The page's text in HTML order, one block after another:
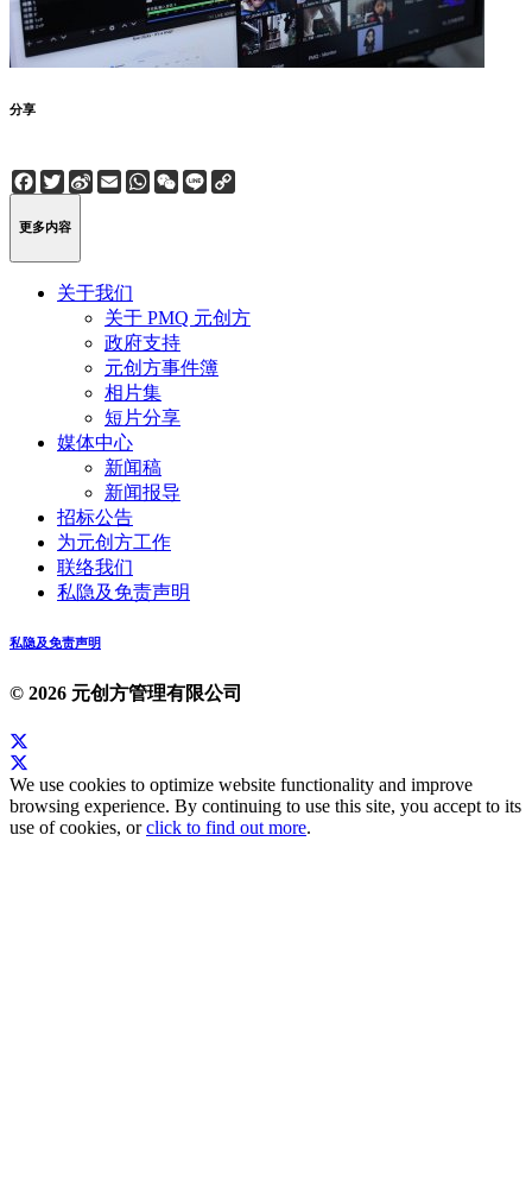
分享
Facebook
Twitter
Sina
Weibo
EmailWhatsApp
WeChat
Line
更多内容
关于我们
关于 PMQ 元创方
政府支持
元创方事件簿
相片集
短片分享
媒体中心
新闻稿
新闻报导
招标公告
为元创方工作
联络我们
私隐及免责声明
私隐及免责声明
© 2026 元创方管理有限公司
We use cookies to optimize website functionality and improve
browsing experience. By continuing to use this site, you accept to its
use of cookies, orclick to find out more.